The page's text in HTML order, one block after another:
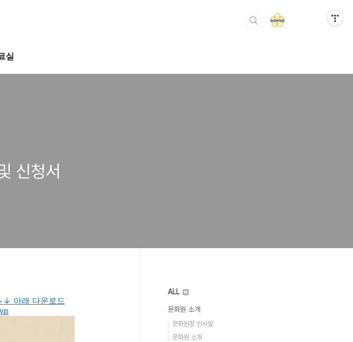
실
신청서
↓ 아래 다운로드
ALL
문화원 소개
문화원장 인사말
문화원 소개